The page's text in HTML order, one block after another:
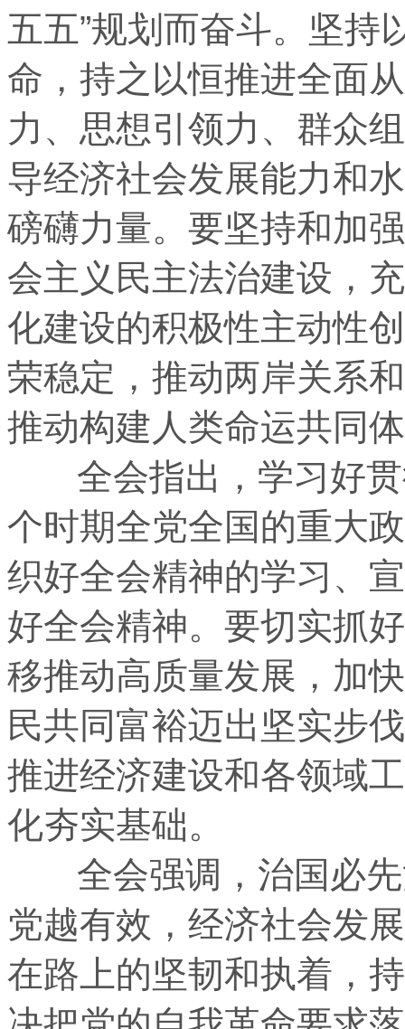
五五”规划而奋斗。坚持
命，持之以恒推进全面
力、思想引领力、群众
导经济社会发展能力和
磅礴力量。要坚持和加
会主义民主法治建设，
化建设的积极性主动性
荣稳定，推动两岸关系
推动构建人类命运共同
全会指出，学习好贯
个时期全党全国的重大
织好全会精神的学习、
好全会精神。要切实抓
移推动高质量发展，加
民共同富裕迈出坚实步
推进经济建设和各领域
化夯实基础。
全会强调，治国必先
党越有效，经济社会发
在路上的坚韧和执着，